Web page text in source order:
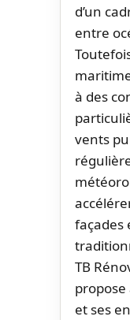
d’un
entre
à des
vents
façades
TB
et ses